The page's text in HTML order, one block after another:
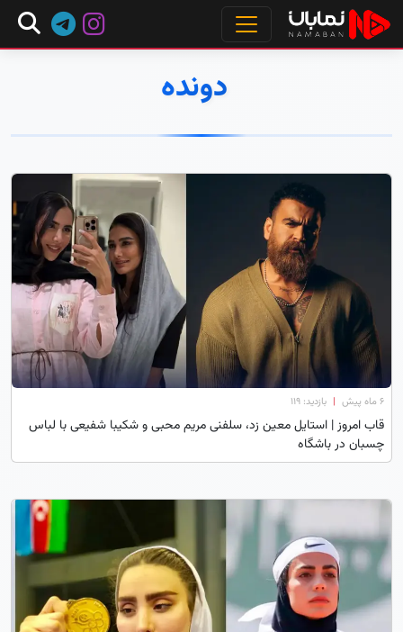
دونده
۶ ماه پیش | بازدید: 119
قاب امروز | استایل معین زد، سلفنی مریم محبی و شکیبا شفیعی با لباس
چسبان در باشگاه